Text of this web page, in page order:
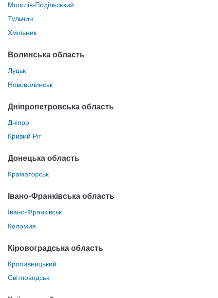
Могилів-Подільський
Тульчин
Хмільник
Волинська область
Луцьк
Нововолинськ
Дніпропетровська область
Дніпро
Кривий Ріг
Донецька область
Краматорськ
Івано-Франківська область
Івано-Франківськ
Коломия
Кіровоградська область
Кропивницький
Світловодськ